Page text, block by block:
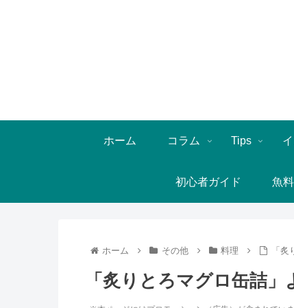
ホーム コラム Tips
初心者ガイド 魚
ホーム その他 料理 「
「炙りとろマグロ缶詰